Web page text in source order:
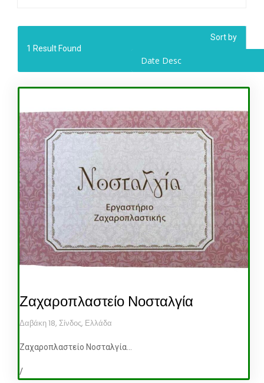
1 Result Found
Sort by
Date Desc
Ζαχαροπλαστείο Νοσταλγία
Δαβάκη 18, Σίνδος, Ελλάδα
Ζαχαροπλαστείο Νοσταλγία...